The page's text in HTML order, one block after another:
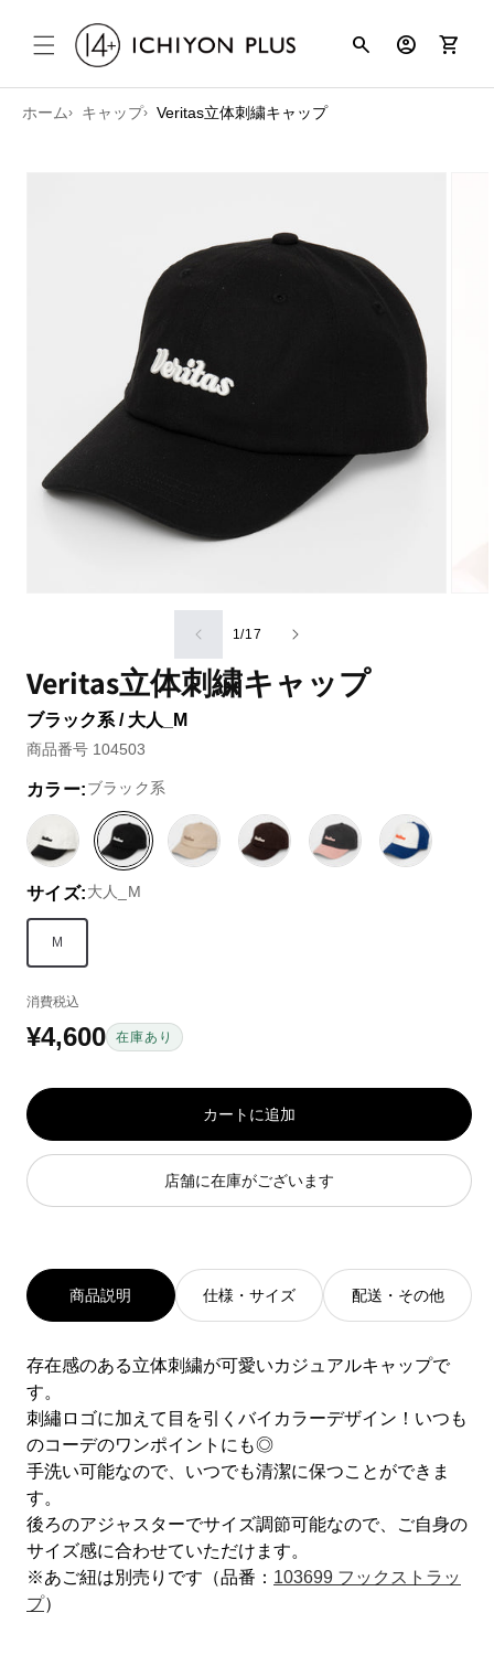
コンテンツ
に進む
search account_circle shopping_cart
ホーム キャップ Veritas立体刺繍キャップ
1/の
17
Veritas立体刺繍キャップ
ブラック系 / 大人_M
商品番号 104503
カラー:ブラック系
ホ
ワ
イ
ト
系
ブ
ラ
ッ
ベ
ー
ブ
ラ
ピ
ン
ブ
ル
サイズ:大人_M
M
消費税込
通
価
格
¥4,600 在庫あり
カートに追加
店舗に在庫がございます
商品説明 仕様・サイズ 配送・その他
存在感のある立体刺繍が可愛いカジュアルキャップで
す。
刺繡ロゴに加えて目を引くバイカラーデザイン！いつも
のコーデのワンポイントにも◎
手洗い可能なので、いつでも清潔に保つことができま
す。
後ろのアジャスターでサイズ調節可能なので、ご自身の
サイズ感に合わせていただけます。
※あご紐は別売りです（品番： 103699 フックストラッ
プ）